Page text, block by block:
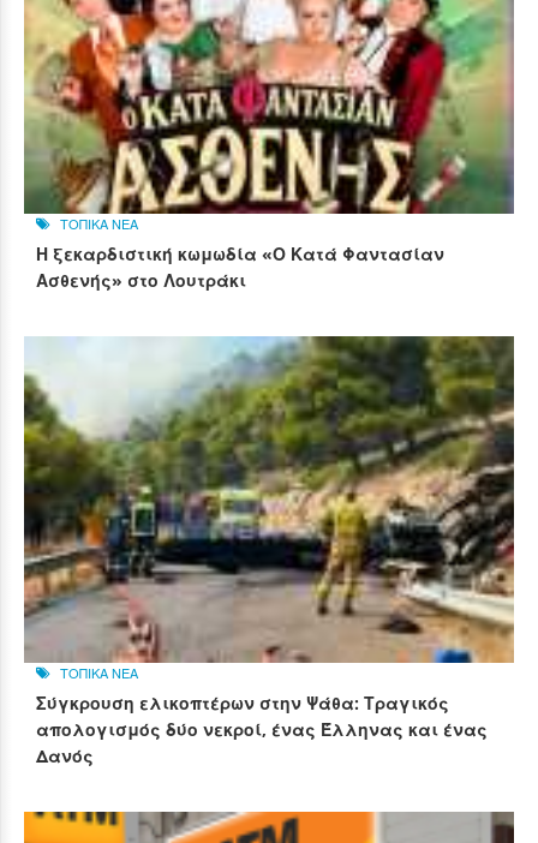
ΤΟΠΙΚΑ ΝΕΑ
Η ξεκαρδιστική κωμωδία «Ο Κατά Φαντασίαν
Ασθενής» στο Λουτράκι
ΤΟΠΙΚΑ ΝΕΑ
Σύγκρουση ελικοπτέρων στην Ψάθα: Τραγικός
απολογισμός δύο νεκροί, ένας Έλληνας και ένας
Δανός